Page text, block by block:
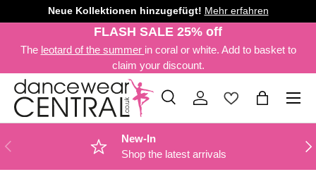
DIREKT ZUM INHALT
Neue Kollektionen hinzugefügt! Mehr erfahren
FLASH SALE 25% off
The leotard of the summer in coral or white. Add to basket to
claim your discount.
Suchen
Art
SucheEinloggen
VORHERIGE
New-In
Shop the latest arrivals